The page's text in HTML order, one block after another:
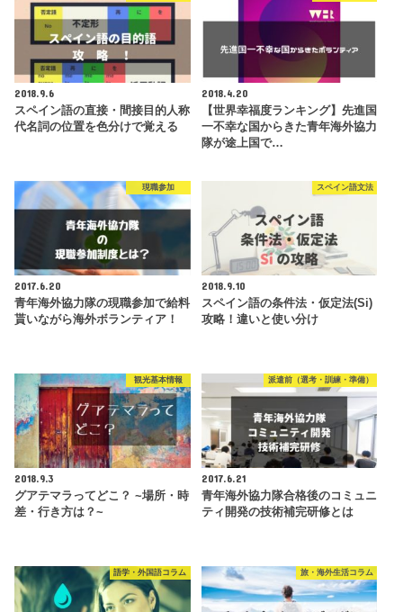
2018.9.6
スペイン語の直接・間接目的人称
代名詞の位置を色分けで覚える
2018.4.20
【世界幸福度ランキング】先進国
一不幸な国からきた青年海外協力
隊が途上国で…
現職参加
2017.6.20
青年海外協力隊の現職参加で給料
貰いながら海外ボランティア！
スペイン語文法
2018.9.10
スペイン語の条件法・仮定法(Si)
攻略！違いと使い分け
観光基本情報
2018.9.3
グアテマラってどこ？ ~場所・時
差・行き方は？~
派遣前（選考・訓練・準備）
2017.6.21
青年海外協力隊合格後のコミュニ
ティ開発の技術補完研修とは
語学・外国語コラム 旅・海外生活コラム